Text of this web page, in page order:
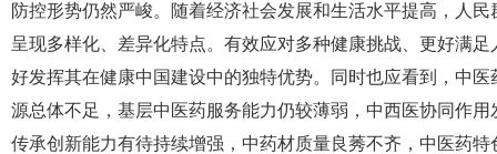
防控形势仍然严峻。随着经济社会发展和生活水平提高，人
呈现多样化、差异化特点。有效应对多种健康挑战、更好满
好发挥其在健康中国建设中的独特优势。同时也应看到，中
源总体不足，基层中医药服务能力仍较薄弱，中西医协同作
传承创新能力有待持续增强，中药材质量良莠不齐，中医药